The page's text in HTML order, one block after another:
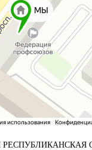
РЕСПУБЛИКАНСКАЯ